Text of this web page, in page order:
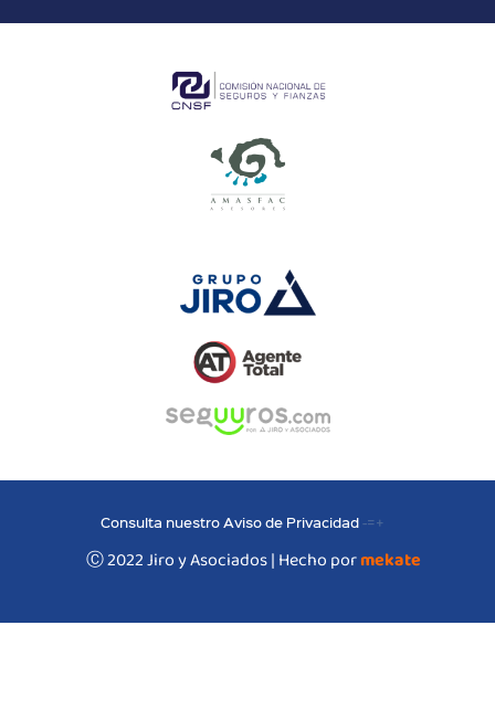
Consulta nuestro Aviso de Privacidad-=+
Ⓒ 2022 Jiro y Asociados | Hecho pormekate